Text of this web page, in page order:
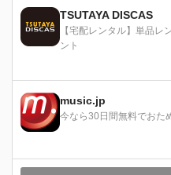
TSUTAYA DISCAS
【宅配レンタル】単品レ
ント
music.jp
今なら30日間無料でおた